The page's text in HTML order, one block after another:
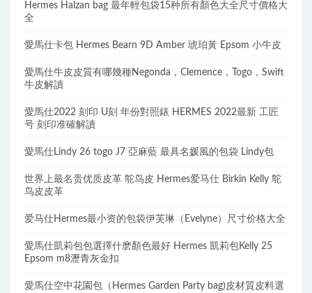
Hermes Halzan bag 最年輕包袋15种所有顏色大全尺寸價格大
全
愛馬仕卡包 Hermes Bearn 9D Amber 琥珀黃 Epsom 小牛皮
愛馬仕牛皮皮質有哪幾種Negonda，Clemence，Togo，Swift
牛皮解讀
愛馬仕2022 刻印 U刻 年份對照錶 HERMES 2022最新 工匠
号 刻印准確解讀
愛馬仕Lindy 26 togo J7 亞麻藍 最具名媛風的包袋 Lindy包
世界上最名贵优质皮革 鸵鸟皮 Hermes爱马仕 Birkin Kelly 鸵
鸟皮皮革
爱马仕Hermes最小资的包袋伊芙琳（Evelyne）尺寸价格大全
愛馬仕凱莉包包選擇什麽顏色最好 Hermes 凱莉包Kelly 25
Epsom m8瀝青灰金扣
愛馬仕空中花園包（Hermes Garden Party bag)皮材質皮料選